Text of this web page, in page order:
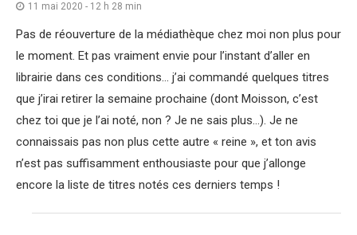
11 mai 2020 - 12 h 28 min
Pas de réouverture de la médiathèque chez moi non plus pour
le moment. Et pas vraiment envie pour l’instant d’aller en
librairie dans ces conditions… j’ai commandé quelques titres
que j’irai retirer la semaine prochaine (dont Moisson, c’est
chez toi que je l’ai noté, non ? Je ne sais plus…). Je ne
connaissais pas non plus cette autre « reine », et ton avis
n’est pas suffisamment enthousiaste pour que j’allonge
encore la liste de titres notés ces derniers temps !